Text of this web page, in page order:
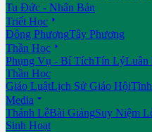
Tu Đức - Nhân Bản
Triết Học 
Đông PhươngTây Phương
Thần Học 
Phụng Vụ - Bí TíchTín LýLuân
Thần Học
Giáo LuậtLịch Sử Giáo Hội
Media 
Thánh LễBài GiảngSuy Niệm
Sinh Hoạt